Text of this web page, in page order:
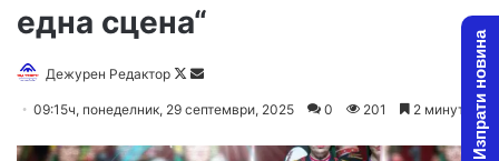
една сцена“
Дежурен Редактор
Follow
Send
09:15ч, понеделник, 29 септември, 2025 0 201 2 минути Изпрати новина